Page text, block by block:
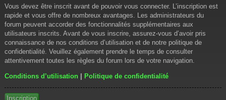
Vous devez être inscrit avant de pouvoir vous connecter. L’inscription est
rapide et vous offre de nombreux avantages. Les administrateurs du
forum peuvent accorder des fonctionnalités supplémentaires aux
utilisateurs inscrits. Avant de vous inscrire, assurez-vous d’avoir pris
connaissance de nos conditions d’utilisation et de notre politique de
confidentialité. Veuillez également prendre le temps de consulter
attentivement toutes les règles du forum lors de votre navigation.
Conditions d’utilisation | Politique de confidentialité
Inscription